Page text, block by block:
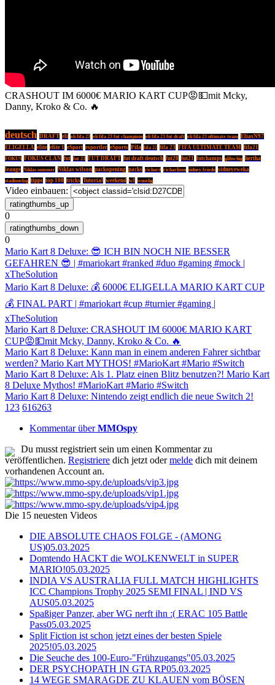
CRASHOUT IM 6000€ MARIO KART CUP😡💵mit Mcky,
Danny, Kroko & Co. 🔥
deutsch DRAFT eli eli fifa 23 eli fifa 23 fut champions eli fifa 23 fut draft eli fifa 23 ultimate team EliasN97
ELIGELLA elite elite 1 eSport esportler eSports Fifa fifa 22 fifa 23 FIFA ULTIMATE TEAM fifa21
FOKUS FOKUS CLAN fut fut 23 FUT DRAFT fut draft deutsch fut20 fut21 futchamps glibschig hertha
leauge Niklas sommer Niklas wilson packopening packs richard richarlison sidney friede sidneyeweka
stadionvlog tipps top 100 tricks Tutorial weekend wl wuselig
Video einbauen:
0
0
Mario Kart 8 Deluxe: 😎 ICH BIN NOCH NIE BESSER
GEFAHREN 😎 | #mariokart #ranked #duo #gaming #mock |
xTheSolution
Mario Kart 8 Deluxe: 💰 6000€ ELIGELLA MARIO KART CUP
💰 FINAL PART | #mariokart #cup #turnier #gaming |
xTheSolution
Mario Kart 8 Deluxe: CRASHOUT IM 6000€ MARIO KART
CUP😡💵mit Mcky, Danny, Kroko & Co. 🔥
Mario Kart 8 Deluxe: Kann man in einem anderen Fahrer sichtbar
werden? Mario Kart MYTHOS! #MarioKart #Mario #Switch
Mario Kart 8 Deluxe: Als 1. Platz einen Blitz benutzen?! Mario Kart
8 Deluxe Mythos! #MarioKart #Mario #Switch
Mario Kart 8 Deluxe: Nintendo zeigt endlich die neue Switch 2!
1 23 616263
Kommentar überMMOspy
Du musst registriert sein um einen Kommentar zu
veröffentlichen. Registriere dich jetzt odermelde dich mit deinem
vorhandenen Account an.
Die 15 neuesten Videos
DIE ABSOLUTE CHAOS FOLGE - (AMONG
US)05.03.2025
Domtendo HACKT die WOLKENWELT in SUPER
MARIO!05.03.2025
INDIA VS AUSTRALIA FULL MATCH HIGHLIGHTS
ICC Champions Trophy 2025 SEMI FINAL | IND VS
AUS05.03.2025
Spaßiger Panzer, aber WG nerft ihn :( ERAC 105 Battle
Pass05.03.2025
Split Fiction ist schon jetzt eines der besten Spiele
2025!05.03.2025
Die Seuche des 100-Euro-"Frühzugangs"05.03.2025
DER PSYCHOPATH IN GTA RP05.03.2025
14 WEGE SMARAGDE ZU KLAUEN vom BÖSEN